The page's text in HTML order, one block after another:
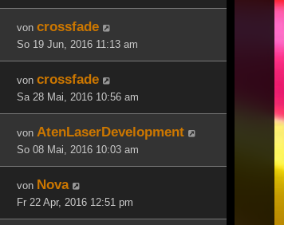
von crossfade
So 19 Jun, 2016 11:13 am
von crossfade
Sa 28 Mai, 2016 10:56 am
von AtenLaserDevelopment
So 08 Mai, 2016 10:03 am
von Nova
Fr 22 Apr, 2016 12:51 pm